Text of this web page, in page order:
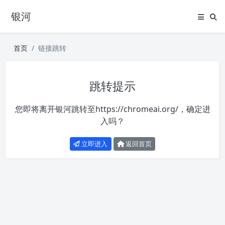
银河
首页 链接跳转
跳转提示
您即将离开银河跳转至https://chromeai.org/，确定进
入吗？
立即进入 返回首页